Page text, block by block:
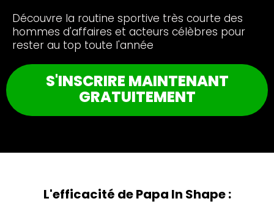
Découvre la routine sportive très courte des
hommes d'affaires et acteurs célèbres pour
rester au top toute l'année
S'INSCRIRE MAINTENANT
GRATUITEMENT
L'efficacité de Papa In Shape :